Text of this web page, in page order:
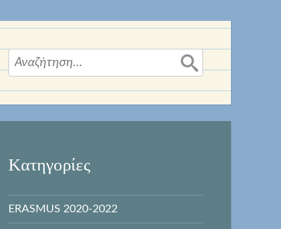
Αναζήτηση
για:
Kατηγορίες
ERASMUS 2020-2022